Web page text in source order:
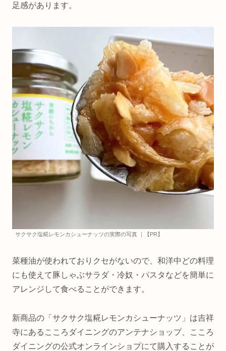
足感があります。
サクサク塩糀レモンカシューナッツの実際の写真 ｜【PR】
菜種油が使われておりクセがないので、和洋中どの料理
にも使えて豚しゃぶサラダ・冷奴・パスタなどを簡単に
アレンジして食べることができます。
新商品の「サクサク塩糀レモンカシューナッツ」は吉祥
寺にあるこころダイニングのアンテナショップ、こころ
ダイニングの公式オンラインショプにて購入することが